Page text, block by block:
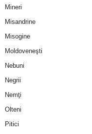
Mineri
Misandrine
Misogine
Moldoveneşti
Nebuni
Negrii
Nemţi
Olteni
Pitici